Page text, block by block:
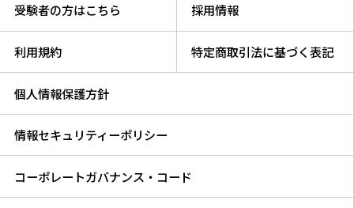
受験者の方はこちら 採用情報
利用規約 特定商取引法に基づく表記
個人情報保護方針
情報セキュリティーポリシー
コーポレートガバナンス・コード